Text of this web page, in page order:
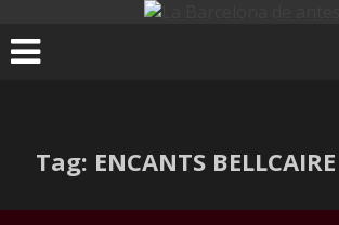
al
contenido
Tag: ENCANTS BELLCAIRE